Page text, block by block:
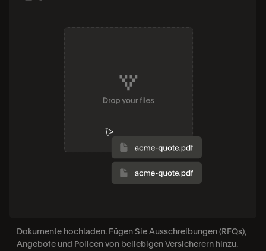
Dokumente hochladen. Fügen Sie Ausschreibungen (RFQs),
Angebote und Policen von beliebigen Versicherern hinzu.